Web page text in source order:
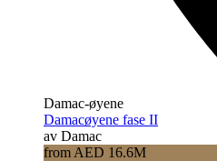
Damac-øyene
Damacøyene fase II
av Damac
from AED 16.6M